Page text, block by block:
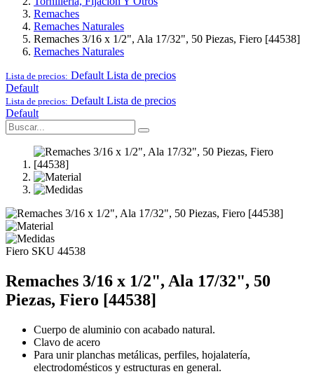
Remaches
Remaches Naturales
Remaches 3/16 x 1/2", Ala 17/32", 50 Piezas, Fiero [44538]
Remaches Naturales
Lista de precios: Default Lista de precios
Default
Lista de precios: Default Lista de precios
Default
Fiero SKU 44538
Remaches 3/16 x 1/2", Ala 17/32", 50
Piezas, Fiero [44538]
Cuerpo de aluminio con acabado natural.
Clavo de acero
Para unir planchas metálicas, perfiles, hojalatería,
electrodomésticos y estructuras en general.